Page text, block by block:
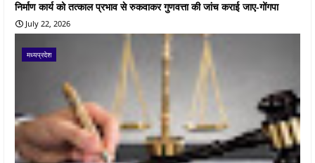
निर्माण कार्य को तत्काल प्रभाव से रुकवाकर गुणवत्ता की जांच कराई जाए-गोंगपा
July 22, 2026
मध्यप्रदेश